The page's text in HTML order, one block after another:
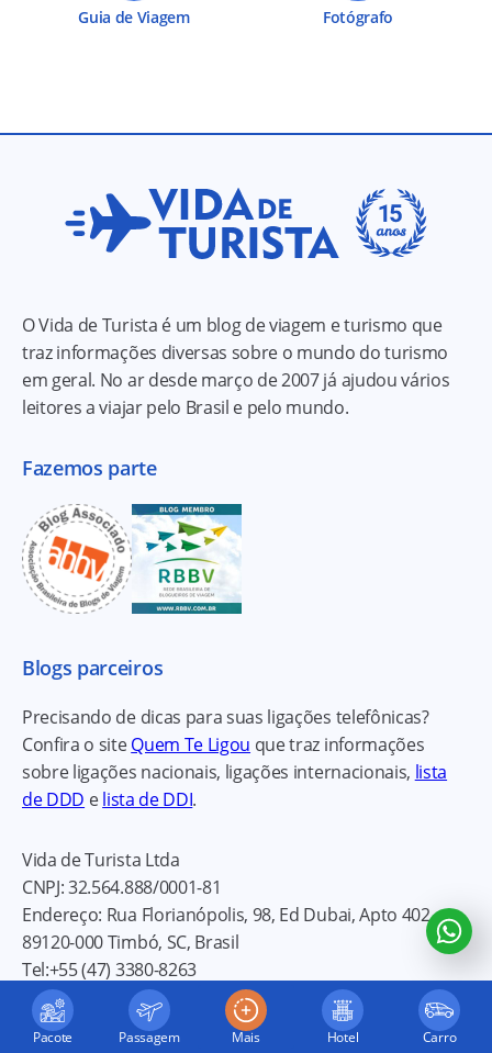
Guia de Viagem Fotógrafo
O Vida de Turista é um blog de viagem e turismo que
traz informações diversas sobre o mundo do turismo
em geral. No ar desde março de 2007 já ajudou vários
leitores a viajar pelo Brasil e pelo mundo.
Fazemos parte
Blogs parceiros
Precisando de dicas para suas ligações telefônicas?
Confira o siteQuem Te Ligou que traz informações
sobre ligações nacionais, ligações internacionais, lista
de DDD elista de DDI.
Vida de Turista Ltda
CNPJ:32.564.888/0001-81
Endereço: Rua Florianópolis, 98, Ed Dubai, Apto 402
89120-000Timbó, SC, Brasil
Tel:+55 (47) 3380-8263
E-mail:
thiagobusarello@vidadeturista.com
Política de privacidade
Pacote Passagem Hotel Carro
Mais